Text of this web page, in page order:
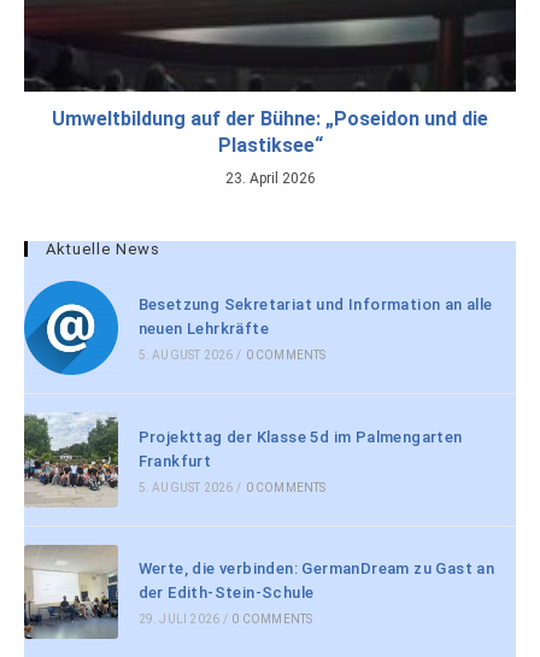
Umweltbildung auf der Bühne: „Poseidon und die
Plastiksee“
23. April 2026
Aktuelle News
Besetzung Sekretariat und Information an alle
neuen Lehrkräfte
5. AUGUST 2026 / 0 COMMENTS
Projekttag der Klasse 5d im Palmengarten
Frankfurt
5. AUGUST 2026 / 0 COMMENTS
Werte, die verbinden: GermanDream zu Gast an
der Edith-Stein-Schule
29. JULI 2026 / 0 COMMENTS